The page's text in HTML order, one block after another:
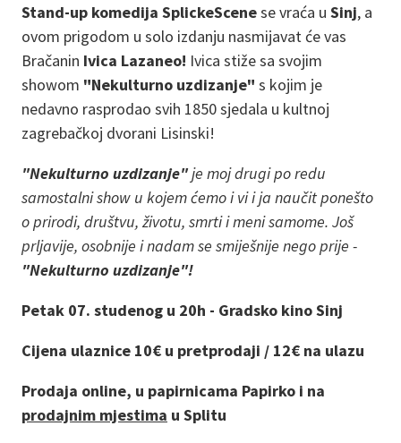
Stand-up komedija SplickeScenese vraća u Sinj, a
ovom prigodom u solo izdanju nasmijavat će vas
Bračanin Ivica Lazaneo! Ivica stiže sa svojim
showom "Nekulturno uzdizanje" s kojim je
nedavno rasprodao svih 1850 sjedala u kultnoj
zagrebačkoj dvorani Lisinski!
"Nekulturno uzdizanje"je moj drugi po redu
samostalni show u kojem ćemo i vi i ja naučit ponešto
o prirodi, društvu, životu, smrti i meni samome. Još
prljavije, osobnije i nadam se smiješnije nego prije -
"Nekulturno uzdizanje"!
Petak 07. studenog u 20h - Gradsko kino Sinj
Cijena ulaznice 10€ u pretprodaji / 12€ na ulazu
Prodaja online, u papirnicama Papirko i na
prodajnim mjestima u Splitu